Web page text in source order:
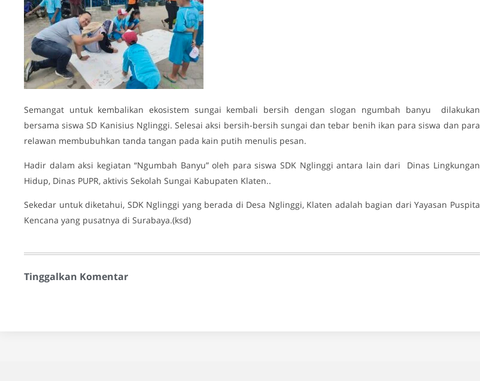
Semangat untuk kembalikan ekosistem sungai kembali bersih dengan slogan ngumbah banyu dilakukan
bersama siswa SD Kanisius Nglinggi. Selesai aksi bersih-bersih sungai dan tebar benih ikan para siswa dan para
relawan membubuhkan tanda tangan pada kain putih menulis pesan.
Hadir dalam aksi kegiatan “Ngumbah Banyu” oleh para siswa SDK Nglinggi antara lain dari Dinas Lingkungan
Hidup, Dinas PUPR, aktivis Sekolah Sungai Kabupaten Klaten..
Sekedar untuk diketahui, SDK Nglinggi yang berada di Desa Nglinggi, Klaten adalah bagian dari Yayasan Puspita
Kencana yang pusatnya di Surabaya.(ksd)
Tinggalkan Komentar